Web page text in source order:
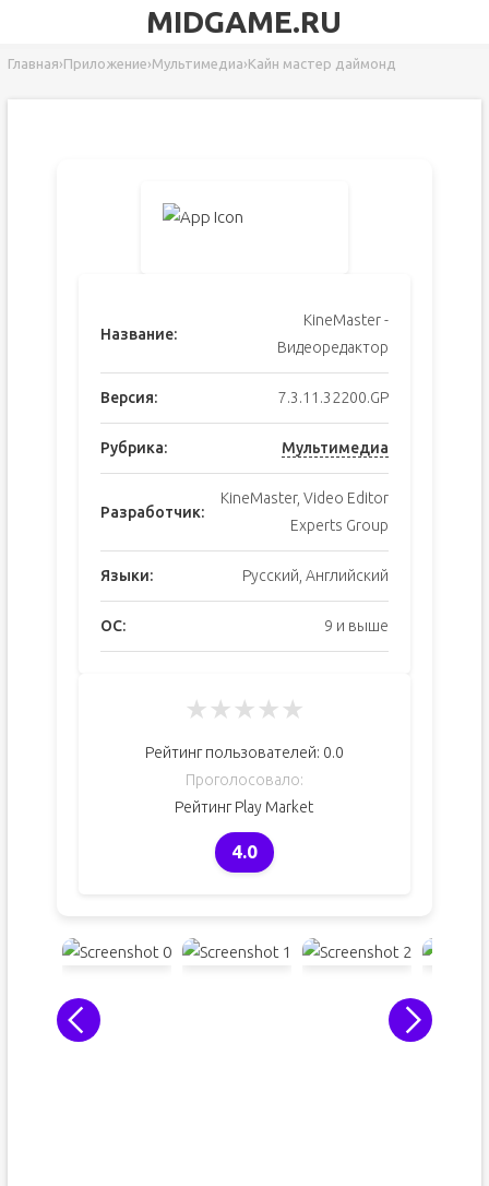
MIDGAME.RU
Главная›Приложение›Мультимедиа›Кайн мастер даймонд
Название:
KineMaster -
Видеоредактор
Версия: 7.3.11.32200.GP
Рубрика: Мультимедиа
Разработчик:
KineMaster, Video Editor
Experts Group
Языки: Русский, Английский
ОС: 9 и выше
★★★★★
Рейтинг пользователей: 0.0
Проголосовало:
Рейтинг Play Market
4.0